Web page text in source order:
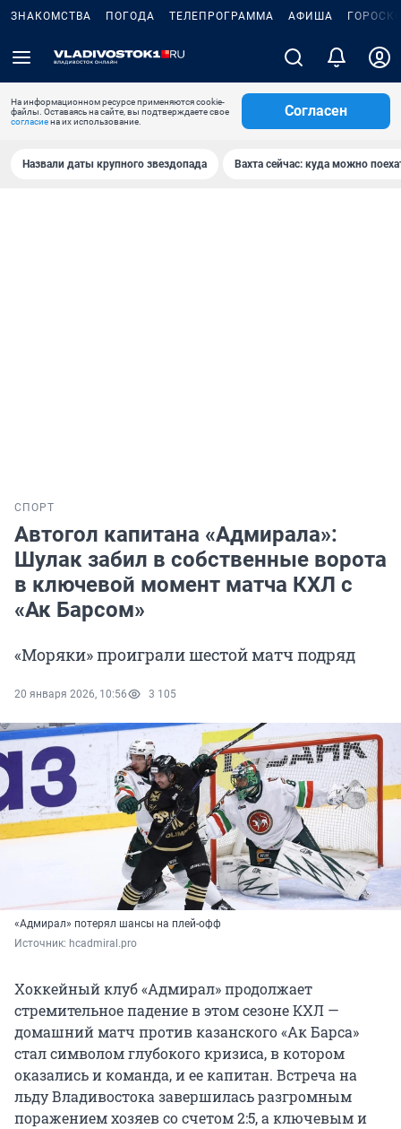
ЗНАКОМСТВА ПОГОДА ТЕЛЕПРОГРАММА АФИША
На информационном ресурсе применяются cookie-
файлы. Оставаясь на сайте, вы подтверждаете свое
согласиена их использование.
Согласен
Назвали даты крупного звездопада Вахта сейчас: куда можно
СПОРТ
Автогол капитана «Адмирала»:
Шулак забил в собственные ворота
в ключевой момент матча КХЛ с
«Ак Барсом»
«Моряки» проиграли шестой матч подряд
20 января 2026, 10:56 3 105
«Адмирал» потерял шансы на плей-офф
Источник: hcadmiral.pro
Хоккейный клуб «Адмирал» продолжает
стремительное падение в этом сезоне КХЛ —
домашний матч против казанского «Ак Барса»
стал символом глубокого кризиса, в котором
оказались и команда, и ее капитан. Встреча на
льду Владивостока завершилась разгромным
поражением хозяев со счетом 2:5, а ключевым и